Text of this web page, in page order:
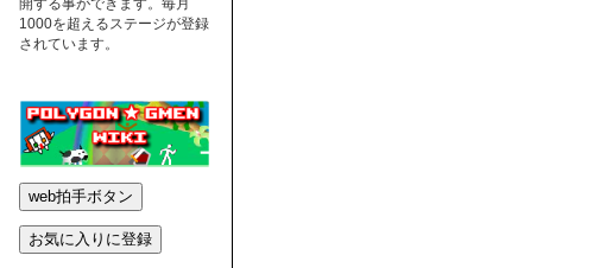
開する事ができます。毎月
1000を超えるステージが登録
されています。